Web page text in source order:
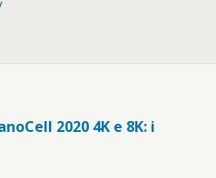
2020 4K e 8K: i